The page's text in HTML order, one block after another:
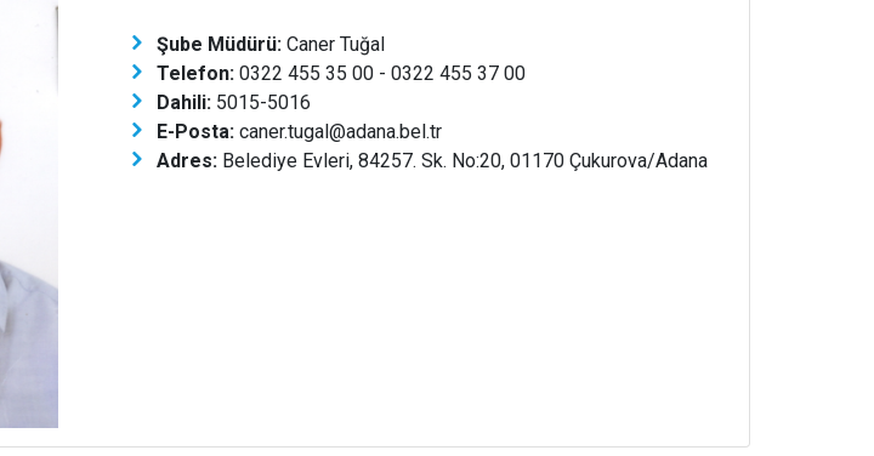
Şube Müdürü: Caner Tuğal
Telefon: 0322 455 35 00 - 0322 455 37 00
Dahili: 5015-5016
E-Posta: caner.tugal@adana.bel.tr
Adres: Belediye Evleri, 84257. Sk. No:20, 01170 Çukurova/Adana